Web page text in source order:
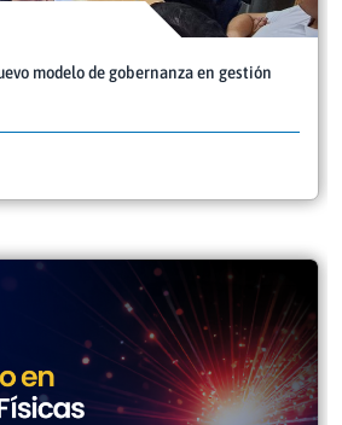
modelo de gobernanza en gestión